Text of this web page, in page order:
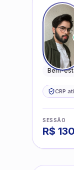
Bem-
CRP
SESSÃO
R$ 130